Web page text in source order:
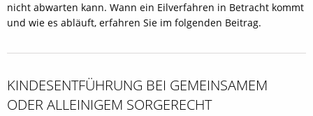
nicht abwarten kann. Wann ein Eilverfahren in Betracht kommt
und wie es abläuft, erfahren Sie im folgenden Beitrag.
KINDESENTFÜHRUNG BEI GEMEINSAMEM
ODER ALLEINIGEM SORGERECHT